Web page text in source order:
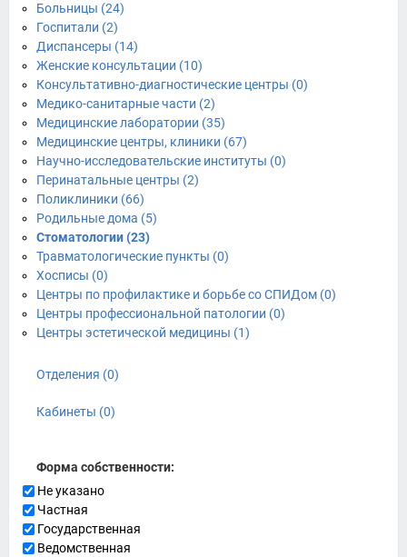
Больницы (24)
Госпитали (2)
Диспансеры (14)
Женские консультации (10)
Консультативно-диагностические центры (0)
Медико-санитарные части (2)
Медицинские лаборатории (35)
Медицинские центры, клиники (67)
Научно-исследовательские институты (0)
Перинатальные центры (2)
Поликлиники (66)
Родильные дома (5)
Стоматологии (23)
Травматологические пункты (0)
Хосписы (0)
Центры по профилактике и борьбе со СПИДом (0)
Центры профессиональной патологии (0)
Центры эстетической медицины (1)
Отделения (0)
Кабинеты (0)
Форма собственности:
Не указано
Частная
Государственная
Ведомственная